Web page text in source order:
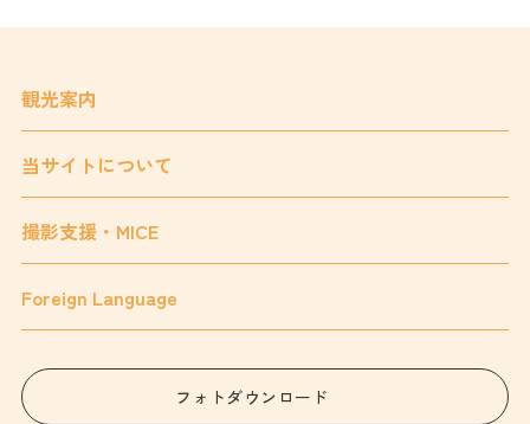
観光案内
当サイトについて
撮影支援・MICE
Foreign Language
フォトダウンロード